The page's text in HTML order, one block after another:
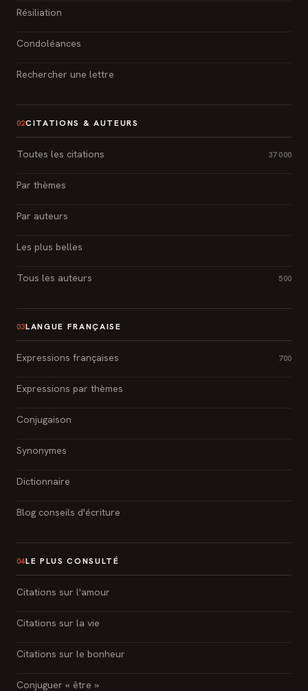
Résiliation
Condoléances
Rechercher une lettre
02CITATIONS & AUTEURS
Toutes les citations 37 000
Par thèmes
Par auteurs
Les plus belles
Tous les auteurs 500
03LANGUE FRANÇAISE
Expressions françaises 700
Expressions par thèmes
Conjugaison
Synonymes
Dictionnaire
Blog conseils d'écriture
04LE PLUS CONSULTÉ
Citations sur l'amour
Citations sur la vie
Citations sur le bonheur
Conjuguer « être »